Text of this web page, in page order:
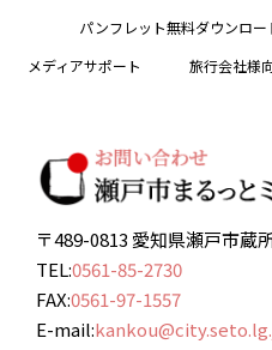
パンフレット無料ダウンロー
メディアサポート
旅行会社様
〒489-0813 愛知県瀬戸市蔵
TEL:0561-85-2730
FAX:0561-97-1557
E-mail: